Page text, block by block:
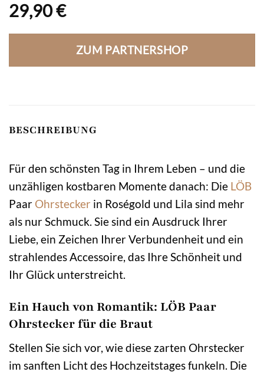
29,90€
ZUM PARTNERSHOP
BESCHREIBUNG
Für den schönsten Tag in Ihrem Leben – und die
unzähligen kostbaren Momente danach: Die LÖB
Paar Ohrstecker in Roségold und Lila sind mehr
als nur Schmuck. Sie sind ein Ausdruck Ihrer
Liebe, ein Zeichen Ihrer Verbundenheit und ein
strahlendes Accessoire, das Ihre Schönheit und
Ihr Glück unterstreicht.
Ein Hauch von Romantik: LÖB Paar
Ohrstecker für die Braut
Stellen Sie sich vor, wie diese zarten Ohrstecker
im sanften Licht des Hochzeitstages funkeln. Die